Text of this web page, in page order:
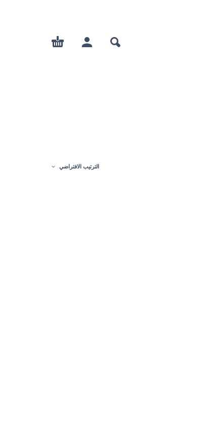
الترتيب الافتراضي